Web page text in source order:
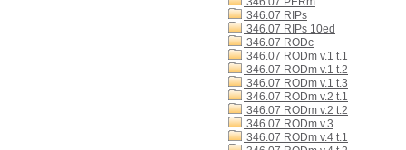
346.07 RIPs
346.07 RIPs 10ed
346.07 RODc
346.07 RODm v.1 t.1
346.07 RODm v.1 t.2
346.07 RODm v.1 t.3
346.07 RODm v.2 t.1
346.07 RODm v.2 t.2
346.07 RODm v.3
346.07 RODm v.4 t.1